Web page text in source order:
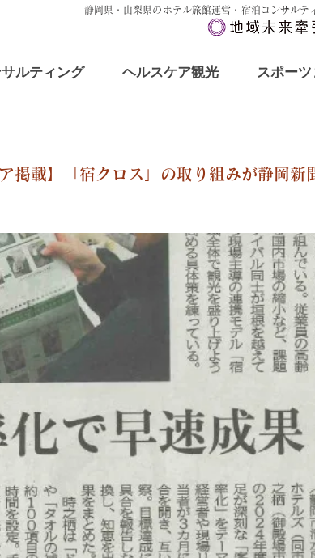
静岡県・山梨県のホテル旅館運営・宿泊コンサルテ
ルティング ヘルスケア観光 スポー
載】「宿クロス」の取り組みが静岡新